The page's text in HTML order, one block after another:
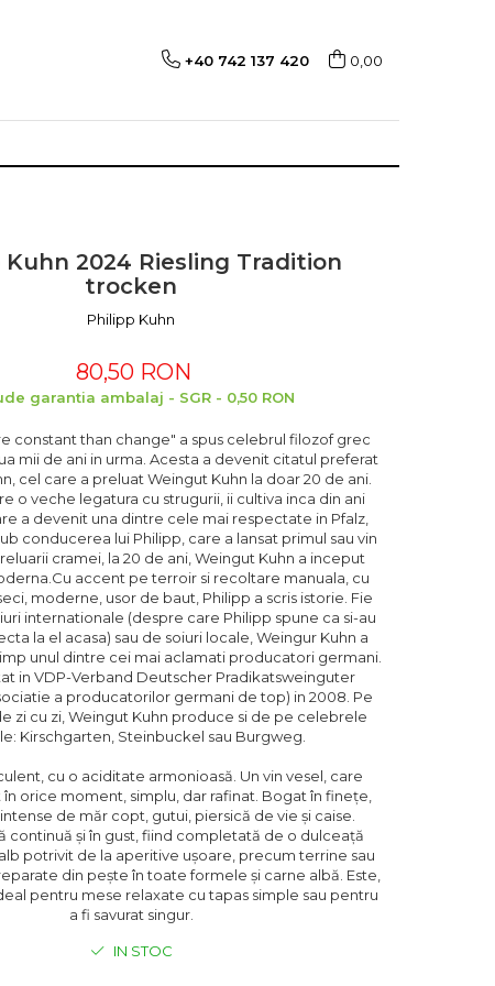
+40 742 137 420 0,00
Kuhn 2024 Riesling Tradition
trocken
Philipp Kuhn
80,50 RON
garantia ambalaj - SGR - 0,50 RON
constant than change" a spus celebrul filozof grec
mii de ani in urma. Acesta a devenit citatul preferat
cel care a preluat Weingut Kuhn la doar 20 de ani.
o veche legatura cu strugurii, ii cultiva inca din ani
a devenit una dintre cele mai respectate in Pfalz,
conducerea lui Philipp, care a lansat primul sau vin
cramei, la 20 de ani, Weingut Kuhn a inceput
accent pe terroir si recoltare manuala, cu
moderne, usor de baut, Philipp a scris istorie. Fie
internationale (despre care Philipp spune ca si-au
la el acasa) sau de soiuri locale, Weingur Kuhn a
unul dintre cei mai aclamati producatori germani.
in VDP-Verband Deutscher Pradikatsweinguter
a producatorilor germani de top) in 2008. Pe
zi cu zi, Weingut Kuhn produce si de pe celebrele
Kirschgarten, Steinbuckel sau Burgweg.
cu o aciditate armonioasă. Un vin vesel, care
orice moment, simplu, dar rafinat. Bogat în finețe,
de măr copt, gutui, piersică de vie și caise.
continuă și în gust, fiind completată de o dulceață
potrivit de la aperitive ușoare, precum terrine sau
din pește în toate formele și carne albă. Este,
pentru mese relaxate cu tapas simple sau pentru
a fi savurat singur.
IN STOC